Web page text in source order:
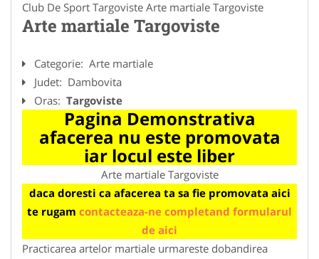
Club De Sport Targoviste Arte martiale Targoviste
Arte martiale Targoviste
Categorie: Arte martiale
Judet: Dambovita
Oras: Targoviste
Pagina Demonstrativa
afacerea nu este promovata
iar locul este liber
Arte martiale Targoviste
daca doresti ca afacerea ta sa fie promovata aici
te rugam contacteaza-ne completand formularul
de aici
Practicarea artelor martiale urmareste dobandirea